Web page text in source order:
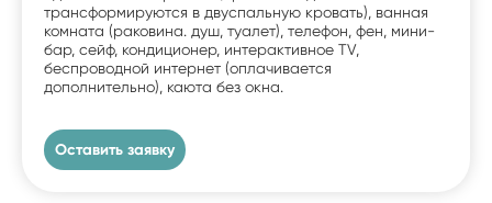
трансформируются в двуспальную кровать), ванная
комната (раковина. душ, туалет), телефон, фен, мини-
бар, сейф, кондиционер, интерактивное TV,
беспроводной интернет (оплачивается
дополнительно), каюта без окна.
Оставить заявку